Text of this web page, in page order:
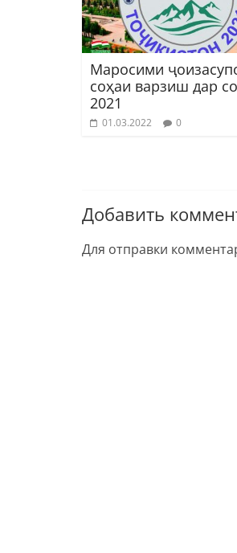
Маросими
соҳаи варзиш дар
2021
01.03.2022 0
Добавить
Для отправки